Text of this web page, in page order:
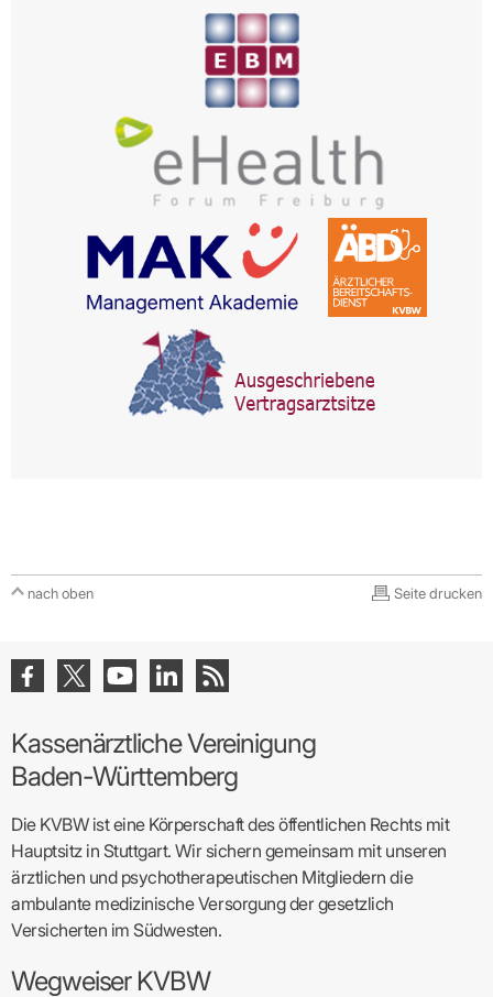
nach oben Seite drucken
Kassenärztliche Vereinigung
Baden-Württemberg
Die KVBW ist eine Körperschaft des öffentlichen Rechts mit
Hauptsitz in Stuttgart. Wir sichern gemeinsam mit unseren
ärztlichen und psychotherapeutischen Mitgliedern die
ambulante medizinische Versorgung der gesetzlich
Versicherten im Südwesten.
Wegweiser KVBW